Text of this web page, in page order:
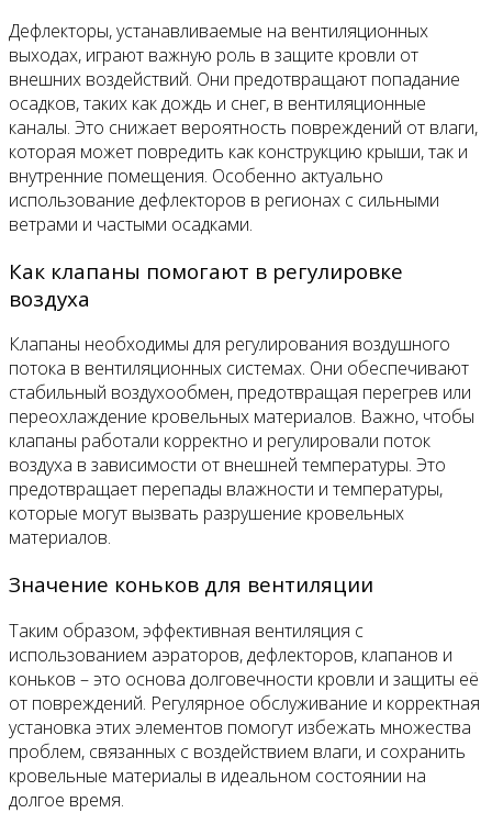
Дефлекторы, устанавливаемые на вентиляционных
выходах, играют важную роль в защите кровли от
внешних воздействий. Они предотвращают попадание
осадков, таких как дождь и снег, в вентиляционные
каналы. Это снижает вероятность повреждений от влаги,
которая может повредить как конструкцию крыши, так и
внутренние помещения. Особенно актуально
использование дефлекторов в регионах с сильными
ветрами и частыми осадками.
Как клапаны помогают в регулировке
воздуха
Клапаны необходимы для регулирования воздушного
потока в вентиляционных системах. Они обеспечивают
стабильный воздухообмен, предотвращая перегрев или
переохлаждение кровельных материалов. Важно, чтобы
клапаны работали корректно и регулировали поток
воздуха в зависимости от внешней температуры. Это
предотвращает перепады влажности и температуры,
которые могут вызвать разрушение кровельных
материалов.
Значение коньков для вентиляции
Таким образом, эффективная вентиляция с
использованием аэраторов, дефлекторов, клапанов и
коньков – это основа долговечности кровли и защиты её
от повреждений. Регулярное обслуживание и корректная
установка этих элементов помогут избежать множества
проблем, связанных с воздействием влаги, и сохранить
кровельные материалы в идеальном состоянии на
долгое время.